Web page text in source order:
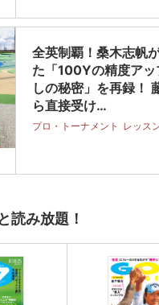
全英制覇！桑木志帆
た「100Yの精度アッ
しの秘密」を再録！
ら直接受け…
プロ・トーナメント レッス
読み放題！